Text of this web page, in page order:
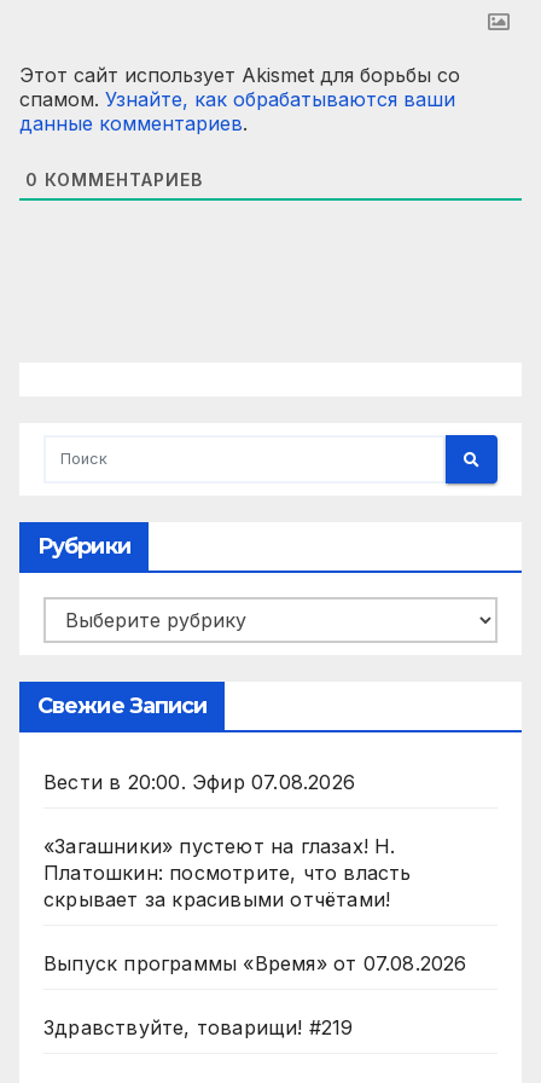
Этот сайт использует Akismet для борьбы со
спамом. Узнайте, как обрабатываются ваши
данные комментариев.
0 КОММЕНТАРИЕВ
Рубрики
Рубрики
Свежие Записи
Вести в 20:00. Эфир 07.08.2026
«Загашники» пустеют на глазах! Н.
Платошкин: посмотрите, что власть
скрывает за красивыми отчётами!
Выпуск программы «Время» от 07.08.2026
Здравствуйте, товарищи! #219